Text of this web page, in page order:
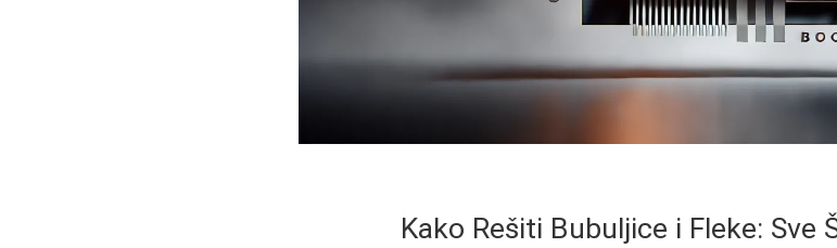
Kako Rešiti Bubuljice i Fleke: Sve